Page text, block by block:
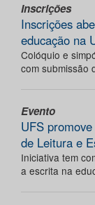
Inscrições
Inscrições
educação na
Colóquio e
com submissão
Evento
UFS
de Leitura e
Iniciativa tem
a escrita na